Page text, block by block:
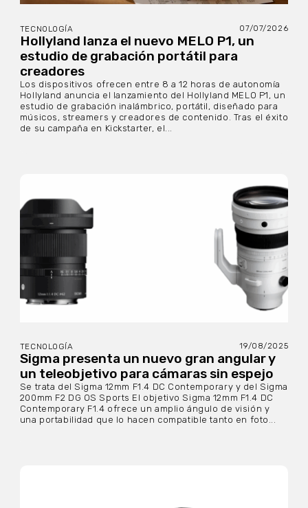
TECNOLOGÍA 07/07/2026
Hollyland lanza el nuevo MELO P1, un
estudio de grabación portátil para
creadores
Los dispositivos ofrecen entre 8 a 12 horas de autonomía
Hollyland anuncia el lanzamiento del Hollyland MELO P1, un
estudio de grabación inalámbrico, portátil, diseñado para
músicos, streamers y creadores de contenido. Tras el éxito
de su campaña en Kickstarter, el...
TECNOLOGÍA 19/08/2025
Sigma presenta un nuevo gran angular y
un teleobjetivo para cámaras sin espejo
Se trata del Sigma 12mm F1.4 DC Contemporary y del Sigma
200mm F2 DG OS Sports El objetivo Sigma 12mm F1.4 DC
Contemporary F1.4 ofrece un amplio ángulo de visión y
una portabilidad que lo hacen compatible tanto en foto...